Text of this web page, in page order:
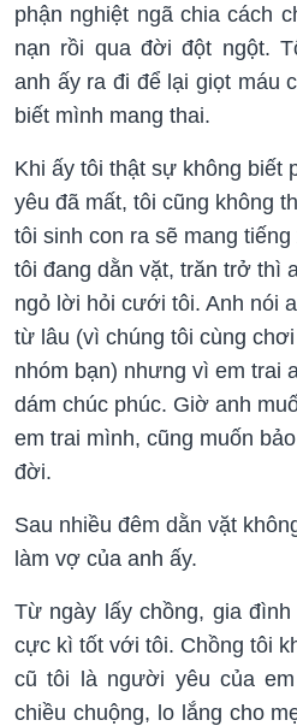
phận nghiệt ngã chia cách
nạn rồi qua đời đột ngột.
anh ấy ra đi để lại giọt máu
biết mình mang thai.
Khi ấy tôi thật sự không biết
yêu đã mất, tôi cũng không
tôi sinh con ra sẽ mang
tôi đang dằn vặt, trăn trở thì
ngỏ lời hỏi cưới tôi. Anh nói
từ lâu (vì chúng tôi cùng
nhóm bạn) nhưng vì em trai
dám chúc phúc. Giờ anh
em trai mình, cũng muốn
đời.
Sau nhiều đêm dằn vặt
làm vợ của anh ấy.
Từ ngày lấy chồng, gia
cực kì tốt với tôi. Chồng tôi
cũ tôi là người yêu của
chiều chuộng, lo lắng cho